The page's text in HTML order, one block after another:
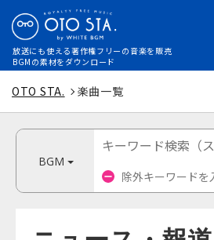
放送にも使える著作権フリーの音楽を販売
BGMの素材をダウンロード
OTO STA. 楽曲一覧
BGM